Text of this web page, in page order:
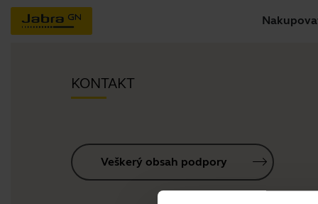
KONTAKT
Veškerý obsah podpory